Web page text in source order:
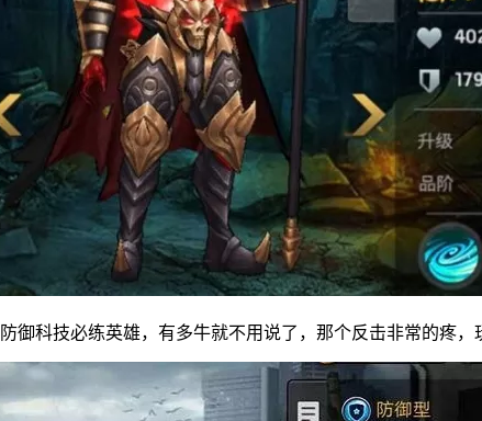
科技必练英雄，有多牛就不用说了，那个反击非常的疼，